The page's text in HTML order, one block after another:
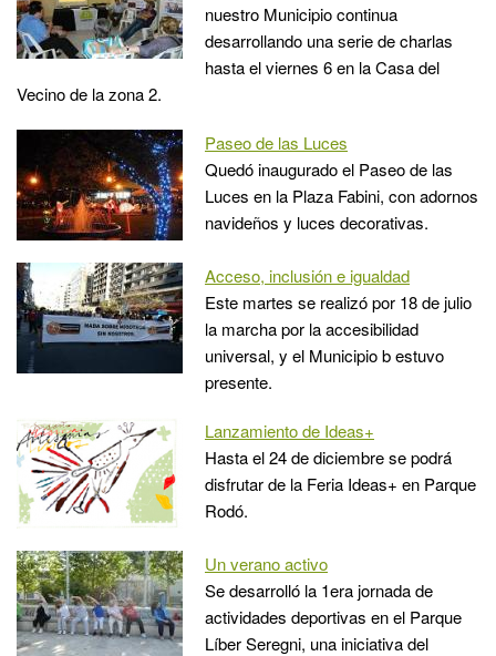
nuestro Municipio continua
desarrollando una serie de charlas
hasta el viernes 6 en la Casa del
Vecino de la zona 2.
Paseo de las Luces
Quedó inaugurado el Paseo de las
Luces en la Plaza Fabini, con adornos
navideños y luces decorativas.
Acceso, inclusión e igualdad
Este martes se realizó por 18 de julio
la marcha por la accesibilidad
universal, y el Municipio b estuvo
presente.
Lanzamiento de Ideas+
Hasta el 24 de diciembre se podrá
disfrutar de la Feria Ideas+ en Parque
Rodó.
Un verano activo
Se desarrolló la 1era jornada de
actividades deportivas en el Parque
Líber Seregni, una iniciativa del